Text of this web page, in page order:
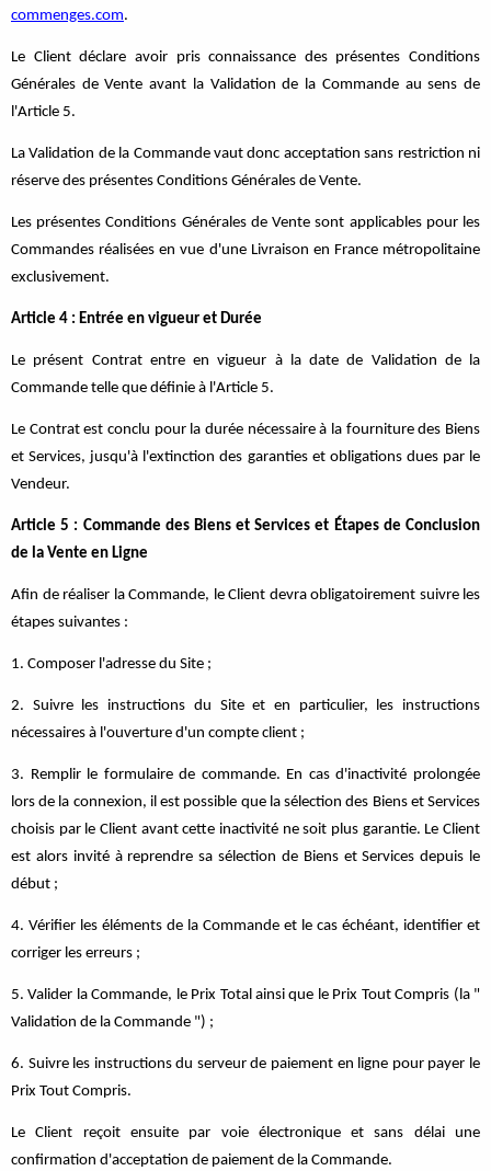
commenges.com.
Le Client déclare avoir pris connaissance des présentes Conditions
Générales de Vente avant la Validation de la Commande au sens de
l'Article 5.
La Validation de la Commande vaut donc acceptation sans restriction ni
réserve des présentes Conditions Générales de Vente.
Les présentes Conditions Générales de Vente sont applicables pour les
Commandes réalisées en vue d'une Livraison en France métropolitaine
exclusivement.
Article 4 : Entrée en vigueur et Durée
Le présent Contrat entre en vigueur à la date de Validation de la
Commande telle que définie à l'Article 5.
Le Contrat est conclu pour la durée nécessaire à la fourniture des Biens
et Services, jusqu'à l'extinction des garanties et obligations dues par le
Vendeur.
Article 5 : Commande des Biens et Services et Étapes de Conclusion
de la Vente en Ligne
Afin de réaliser la Commande, le Client devra obligatoirement suivre les
étapes suivantes :
1. Composer l'adresse du Site ;
2. Suivre les instructions du Site et en particulier, les instructions
nécessaires à l'ouverture d'un compte client ;
3. Remplir le formulaire de commande. En cas d'inactivité prolongée
lors de la connexion, il est possible que la sélection des Biens et Services
choisis par le Client avant cette inactivité ne soit plus garantie. Le Client
est alors invité à reprendre sa sélection de Biens et Services depuis le
début ;
4. Vérifier les éléments de la Commande et le cas échéant, identifier et
corriger les erreurs ;
5. Valider la Commande, le Prix Total ainsi que le Prix Tout Compris (la "
Validation de la Commande ") ;
6. Suivre les instructions du serveur de paiement en ligne pour payer le
Prix Tout Compris.
Le Client reçoit ensuite par voie électronique et sans délai une
confirmation d'acceptation de paiement de la Commande.